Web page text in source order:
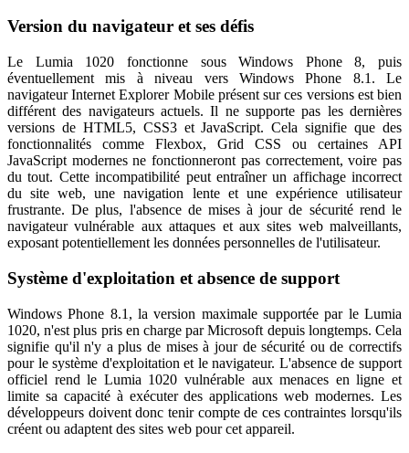
Version du navigateur et ses défis
Le Lumia 1020 fonctionne sous Windows Phone 8, puis
éventuellement mis à niveau vers Windows Phone 8.1. Le
navigateur Internet Explorer Mobile présent sur ces versions est bien
différent des navigateurs actuels. Il ne supporte pas les dernières
versions de HTML5, CSS3 et JavaScript. Cela signifie que des
fonctionnalités comme Flexbox, Grid CSS ou certaines API
JavaScript modernes ne fonctionneront pas correctement, voire pas
du tout. Cette incompatibilité peut entraîner un affichage incorrect
du site web, une navigation lente et une expérience utilisateur
frustrante. De plus, l'absence de mises à jour de sécurité rend le
navigateur vulnérable aux attaques et aux sites web malveillants,
exposant potentiellement les données personnelles de l'utilisateur.
Système d'exploitation et absence de support
Windows Phone 8.1, la version maximale supportée par le Lumia
1020, n'est plus pris en charge par Microsoft depuis longtemps. Cela
signifie qu'il n'y a plus de mises à jour de sécurité ou de correctifs
pour le système d'exploitation et le navigateur. L'absence de support
officiel rend le Lumia 1020 vulnérable aux menaces en ligne et
limite sa capacité à exécuter des applications web modernes. Les
développeurs doivent donc tenir compte de ces contraintes lorsqu'ils
créent ou adaptent des sites web pour cet appareil.